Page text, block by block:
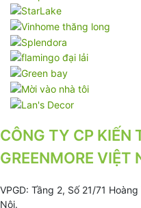
CÔNG TY CP KIẾN
GREENMORE VIỆT
VPGD: Tầng 2, Số 21/71
Nội.